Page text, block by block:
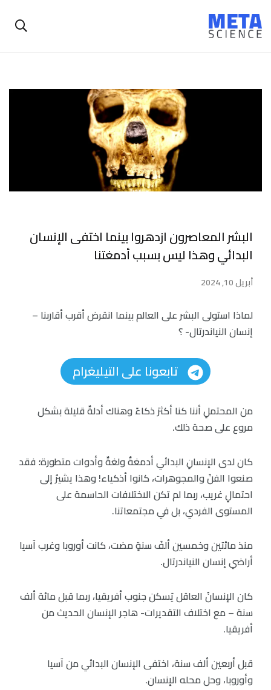
البشر المعاصرون ازدهروا بينما اختفى الإنسان
البدائي وهذا ليس بسبب أدمغتنا
أبريل 10, 2024
لماذا استولى البشر على العالم بينما انقرض أقرب أقاربنا –
إنسان النياندرتال- ؟
تابعونا على التيليغرام
من المحتملِ أننا كنا أكثرَ ذكاءً وهناك أدلةٌ قليلة بشكل
مروع على صحة ذلك.
كان لدى الإنسانِ البدائي أدمغةٌ ولغةٌ وأدوات متطورة؛ فقد
صنعوا الفنَ والمجوهرات، كانوا أذكياء! وهذا يشيرُ إلى
احتمالٍ غريب، ربما لم تكن الاختلافات الحاسمة على
المستوى الفردي، بل في مجتمعاتنا.
منذ مائتين وخمسين ألفَ سنةٍ مضت، كانت أوروبا وغرب آسيا
أراضي إنسان النياندرتال.
كان الإنسانُ العاقل يَسكن جنوب أفريقيا، ربما قبل مائة ألف
سنة – مع اختلاف التقديرات- هاجر الإنسان الحديث من
أفريقيا.
قبل أربعين ألف سنة، اختفى الإنسان البدائي من آسيا
وأوروبا، وحل محله الإنسان.